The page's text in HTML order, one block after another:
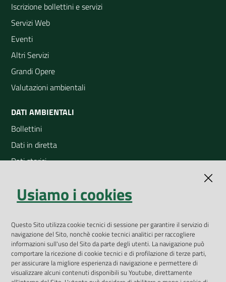
Iscrizione bollettini e servizi
Servizi Web
Eventi
Altri Servizi
Grandi Opere
Valutazioni ambientali
DATI AMBIENTALI
Bollettini
Dati in diretta
Dati storici
Open Data
App Arpav
Rapporti regionali annuali
Le Infografiche
Dispenser dati
Usiamo i cookies
Questo Sito utilizza cookie tecnici di sessione per garantire il servizio di
navigazione del Sito, nonchè cookie tecnici analitici per raccogliere
informazioni sull'uso del Sito da parte degli utenti. La navigazione può
comportare la ricezione di cookie tecnici e di profilazione di terze parti,
per assicurare la migliore esperienza di navigazione e permettere di
visualizzare alcuni contenuti disponibili su Youtube, direttamente